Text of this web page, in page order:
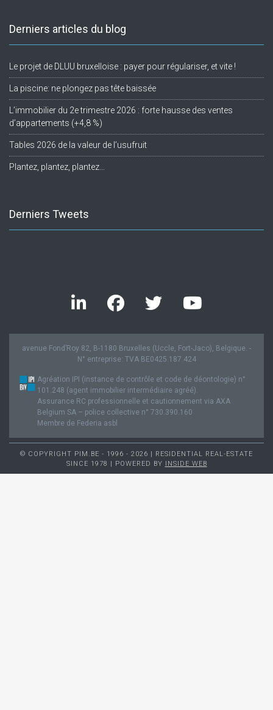
Derniers articles du blog
Le projet de DLUU bruxelloise : payer pour régulariser, et vite !
La piscine: ne plongez pas tête baissée
L’immobilier du 2e trimestre 2026 : forte hausse des ventes
d’appartements (+4,8 %)
Tables 2026 de la valeur de l’usufruit
Plantez, plantez, plantez…
Derniers Tweets
avenue Fond’Roy 82, B-1180 Bruxelles (Uccle, Fort-Jaco), Belgique. -
N° entreprise: TVA BE0425.187.424
Agréation IPI (instance de contrôle et code de déontologie) n°
101.248 (agent immobilier intermédiaire agréé).
Assurance RC professionnelle et cautionnement via AXA
Belgium SA – police collective n° 730.390.160
Membre de Federia asbl
© COPYRIGHT PIM.BE - 1996 - 2026 | RESIDENTIAL REAL-ESTATE
SINCE 1978 | POWERED BY INSIDE WEB